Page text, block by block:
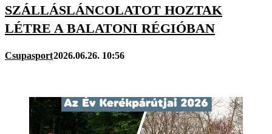
SZÁLLÁSLÁNCOLATOT HOZTAK
LÉTRE A BALATONI RÉGIÓBAN
Csupasport2026.06.26. 10:56